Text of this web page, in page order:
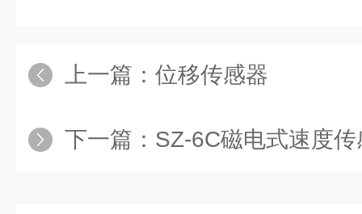
上一篇： 位移传感器
下一篇： SZ-6C磁电式速度传